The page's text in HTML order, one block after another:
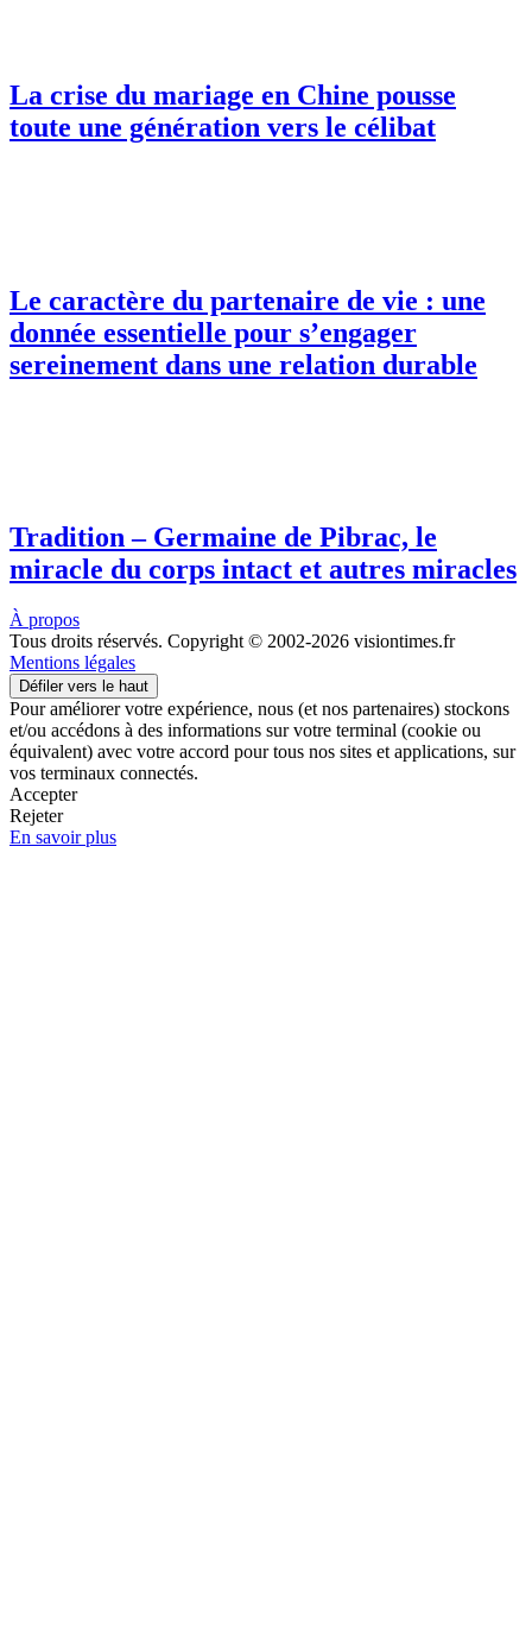
La crise du mariage en Chine pousse
toute une génération vers le célibat
Le caractère du partenaire de vie : une
donnée essentielle pour s’engager
sereinement dans une relation durable
Tradition – Germaine de Pibrac, le
miracle du corps intact et autres miracles
À propos
Tous droits réservés. Copyright © 2002-2026 visiontimes.fr
Mentions légales
Défiler vers le haut
Pour améliorer votre expérience, nous (et nos partenaires) stockons
et/ou accédons à des informations sur votre terminal (cookie ou
équivalent) avec votre accord pour tous nos sites et applications, sur
vos terminaux connectés.
Accepter
Rejeter
En savoir plus